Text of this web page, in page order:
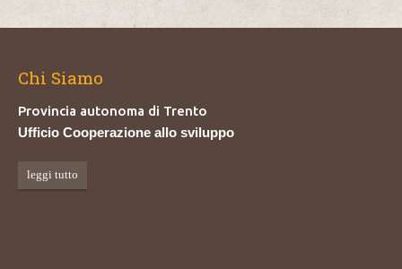
Chi Siamo
Provincia autonoma di Trento
Ufficio Cooperazione allo sviluppo
leggi tutto